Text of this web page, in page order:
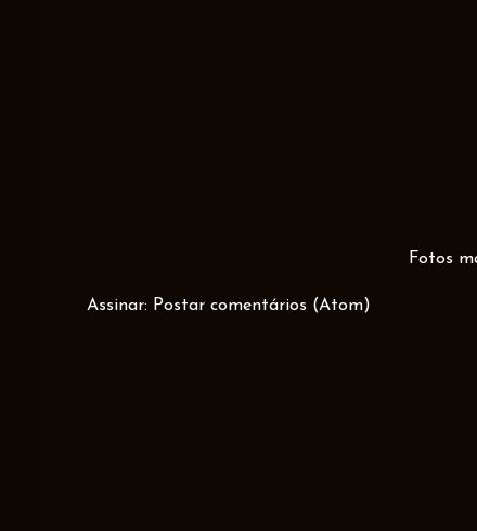
Fotos
Assinar: Postar comentários (Atom)